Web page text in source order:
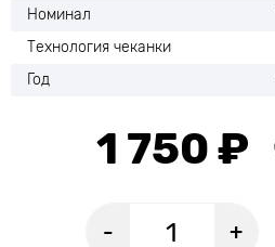
Номинал
Технология чеканки
Год
1 750 ₽
- +